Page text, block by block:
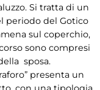
Si tratta di un
periodo del Gotico
sul coperchio,
sono compresi
sposa.
presenta un